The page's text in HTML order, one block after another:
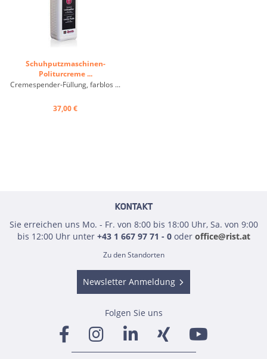
Schuhputzmaschinen-
Politurcreme ...
Cremespender-Füllung, farblos ...
37,00 €
KONTAKT
Sie erreichen uns Mo. - Fr. von 8:00 bis 18:00 Uhr, Sa. von 9:00
bis 12:00 Uhr unter +43 1 667 97 71 - 0oder office@rist.at
Zu den Standorten
Newsletter Anmeldung
Folgen Sie uns